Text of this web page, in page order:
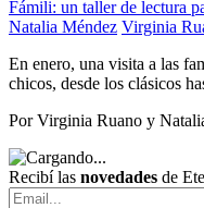
Fámili: un taller de lectura
Natalia Méndez Virginia
En enero, una visita a las
chicos, desde los clásicos
Por Virginia Ruano y
Recibí las novedades de